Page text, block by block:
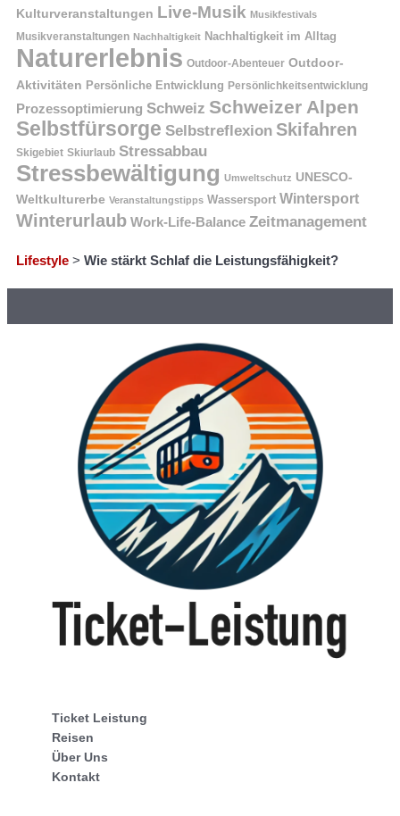
Kulturveranstaltungen Live-Musik Musikfestivals
Musikveranstaltungen Nachhaltigkeit Nachhaltigkeit im Alltag
Naturerlebnis Outdoor-Abenteuer Outdoor-
Aktivitäten Persönliche Entwicklung Persönlichkeitsentwicklung
Prozessoptimierung Schweiz Schweizer Alpen
Selbstfürsorge Selbstreflexion Skifahren
Skigebiet Skiurlaub Stressabbau
Stressbewältigung Umweltschutz UNESCO-
Weltkulturerbe Veranstaltungstipps Wassersport Wintersport
Winterurlaub Work-Life-Balance Zeitmanagement
Lifestyle > Wie stärkt Schlaf die Leistungsfähigkeit?
Ticket Leistung
Reisen
Über Uns
Kontakt